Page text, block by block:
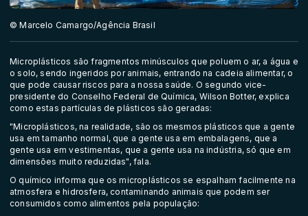
© Marcelo Camargo/Agência Brasil
Microplásticos são fragmentos minúsculos que poluem o ar, a água e
o solo, sendo ingeridos por animais, entrando na cadeia alimentar, o
que pode causar riscos para a nossa saúde. O segundo vice-
presidente do Conselho Federal de Química, Wilson Botter, explica
como estas partículas de plásticos são geradas:
"Microplásticos, na realidade, são os mesmos plásticos que a gente
usa em tamanho normal, que a gente usa em embalagens, que a
gente usa em vestimentas, que a gente usa na indústria, só que em
dimensões muito reduzidas", fala.
O químico informa que os microplásticos se espalham facilmente na
atmosfera e hidrosfera, contaminando animais que podem ser
consumidos como alimentos pela população: